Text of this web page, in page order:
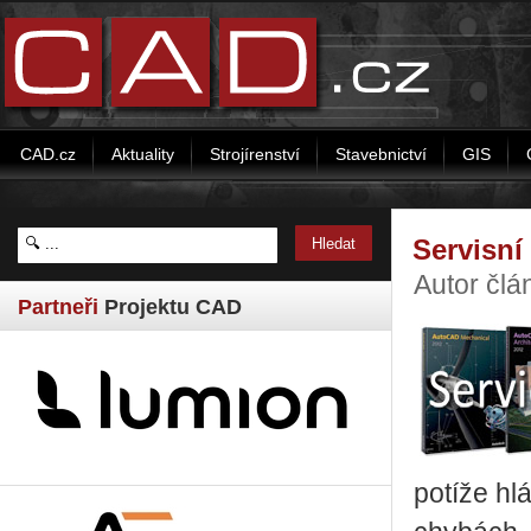
CAD.cz Aktuality Strojírenství Stavebnictví GIS
Partneři Projektu CAD
Servisní
Autor
potíže